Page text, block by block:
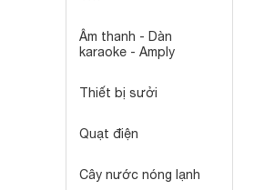
Âm thanh - Dàn
karaoke - Amply
Thiết bị sưởi
Quạt điện
Cây nước nóng lạnh